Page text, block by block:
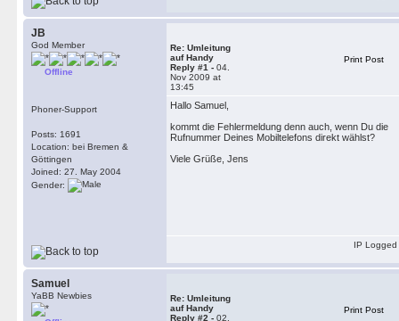
JB
God Member
Offline
Phoner-Support
Posts: 1691
Location: bei Bremen &
Göttingen
Joined: 27. May 2004
Gender:
Re: Umleitung
auf Handy
Reply #1 - 04.
Nov 2009 at
13:45
Print Post
Hallo Samuel,
kommt die Fehlermeldung denn auch, wenn Du die
Rufnummer Deines Mobiltelefons direkt wählst?
Viele Grüße, Jens
IP Logged
Samuel
YaBB Newbies
Re: Umleitung
auf Handy
Reply #2 - 02.
Print Post